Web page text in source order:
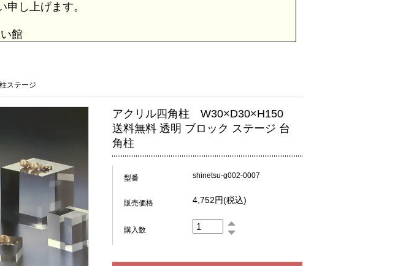
申し上げます。
い館
ステージ
アクリル四角柱 W30×D30×H150
送料無料 透明 ブロック ステージ 台
角柱
型番 shinetsu-g002-0007
販売価格 4,752円(税込)
購入数